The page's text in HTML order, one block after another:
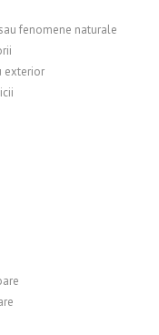
fenomene naturale
exterior